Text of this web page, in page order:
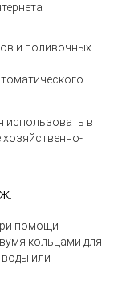
и поливочных
использовать в
помощи
кольцами для
или